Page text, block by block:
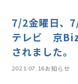
7/2金曜日、
テレビ 京
されました。
2021.07.16お知らせ